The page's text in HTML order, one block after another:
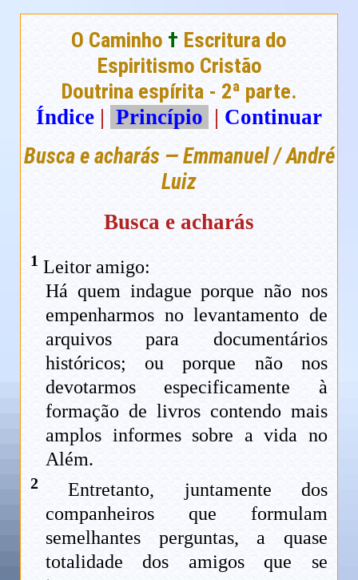
O Caminho † Escritura do
Espiritismo Cristão
Doutrina espírita - 2ª parte.
Índice | Princípio | Continuar
Busca e acharás — Emmanuel / André
Luiz
Busca e acharás
1 Leitor amigo:
Há quem indague porque não nos
empenharmos no levantamento de
arquivos para documentários
históricos; ou porque não nos
devotarmos especificamente à
formação de livros contendo mais
amplos informes sobre a vida no
Além.
2 Entretanto, juntamente dos
companheiros que formulam
semelhantes perguntas, a quase
totalidade dos amigos que se